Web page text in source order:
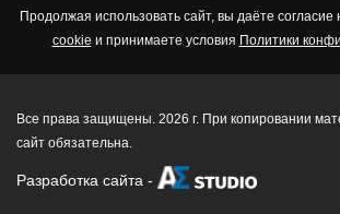
Продолжая использовать сайт, вы даёте согласие
cookie и принимаете условия Политики
Все права защищены. 2026 г. При копировании
сайт обязательна.
Разработка сайта -